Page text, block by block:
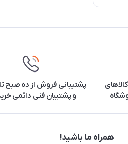
پشتیبانی فروش از ده صبح
و پشتیبان فنی دائمی
همراه ما باشید!